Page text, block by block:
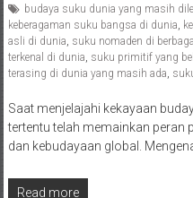
budaya suku dunia yang masih
keberagaman suku bangsa di dunia,
asli di dunia, suku nomaden di
terkenal di dunia, suku primitif yang
terasing di dunia yang masih ada,
Saat menjelajahi kekayaan
tertentu telah memainkan peran
dan kebudayaan global.
Read more